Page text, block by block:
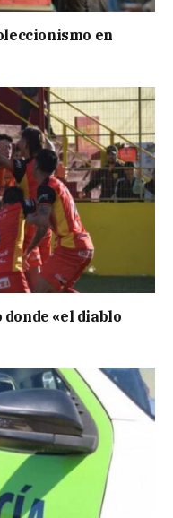
en
«el diablo